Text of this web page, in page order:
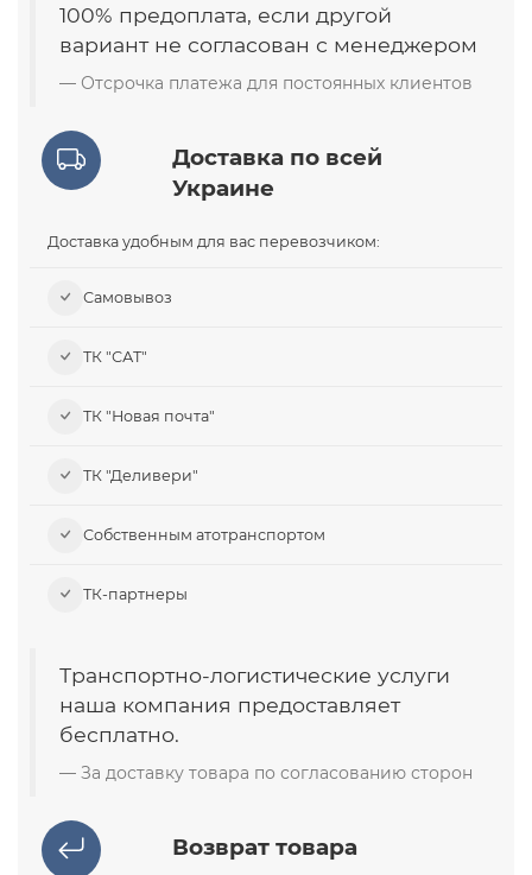
100% предоплата, если другой
вариант не согласован с менеджером
Отсрочка платежа для постоянных клиентов
Доставка по всей
Украине
Доставка удобным для вас перевозчиком:
Самовывоз​
ТК "САТ"
ТК "Новая почта"
ТК "Деливери"
Собственным атотранспортом
ТК-партнеры
Транспортно-логистические услуги
наша компания предоставляет
бесплатно.
За доставку товара по согласованию сторон
Возврат товара